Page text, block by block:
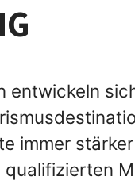
entwickeln
immer